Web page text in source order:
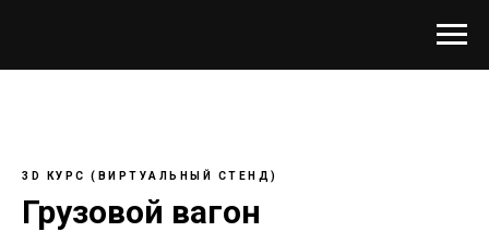
3D КУРС (ВИРТУАЛЬНЫЙ СТЕНД)
Грузовой вагон